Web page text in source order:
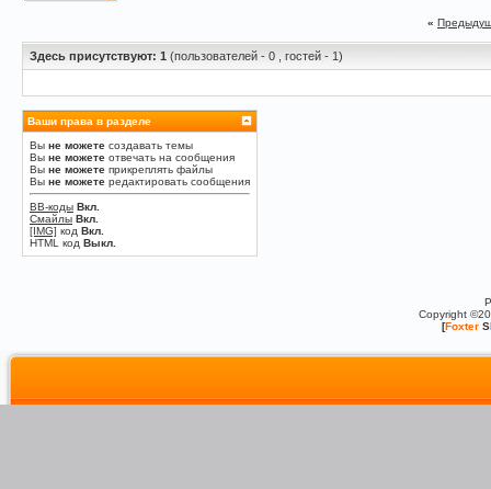
«
Здесь присутствуют: 1 (пользователей - 0 , гостей - 1)
Ваши права в разделе
Вы не можете создавать темы
Вы не можете отвечать на сообщения
Вы не можете прикреплять файлы
Вы не можете редактировать сообщения
BB-коды Вкл.
Смайлы Вкл.
[IMG] код Вкл.
HTML код Выкл.
Copyright
[Foxter